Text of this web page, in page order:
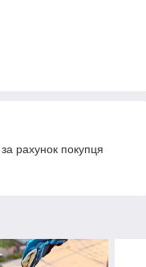
рахунок покупця